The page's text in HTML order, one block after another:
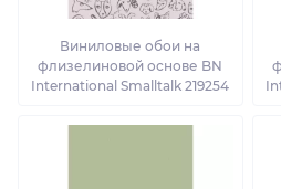
Виниловые обои на
флизелиновой основе BN
International Smalltalk 219254